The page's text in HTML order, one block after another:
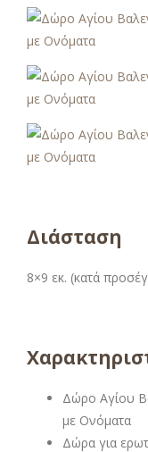
Διάσταση
8×9 εκ. (κατά
Δώρο Αγίου
με Ονόματα
Δώρα για